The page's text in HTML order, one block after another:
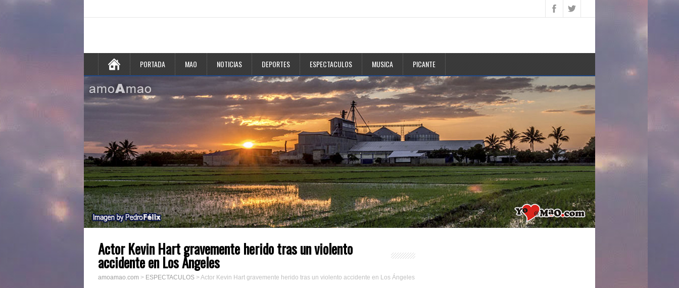
PORTADA MAO NOTICIAS DEPORTES ESPECTACULOS MUSICA PICANTE
Actor Kevin Hart gravemente herido tras un violento
accidente en Los Ángeles
amoamao.com > ESPECTACULOS >Actor Kevin Hart gravemente herido tras un violento accidente en Los Ángeles